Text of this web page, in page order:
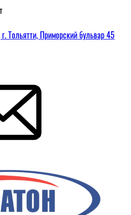
Тольятти, Приморский бульвар 45